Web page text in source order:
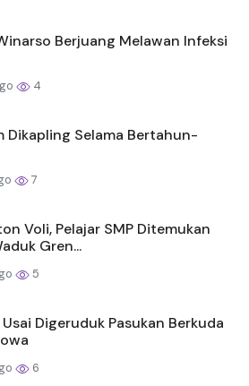
Berjuang Melawan Infeksi
4
Dikapling Selama Bertahun-
7
Voli, Pelajar SMP Ditemukan
Gren...
5
Usai Digeruduk Pasukan Berkuda
6